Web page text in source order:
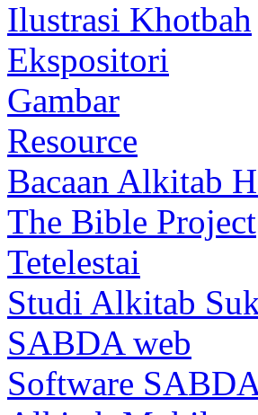
Ilustrasi Khotbah
Ekspositori
Gambar
Resource
Bacaan Alkitab
The Bible Project
Tetelestai
Studi Alkitab
SABDA web
Software